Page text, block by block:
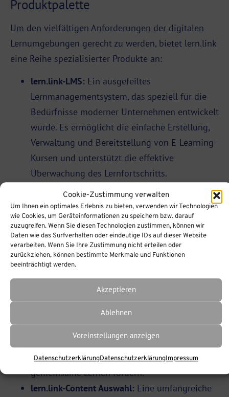
Cookie-Zustimmung verwalten
Um Ihnen ein optimales Erlebnis zu bieten, verwenden wir Technologien
wie Cookies, um Geräteinformationen zu speichern bzw. darauf
zuzugreifen. Wenn Sie diesen Technologien zustimmen, können wir
Daten wie das Surfverhalten oder eindeutige IDs auf dieser Website
verarbeiten. Wenn Sie Ihre Zustimmung nicht erteilen oder
zurückziehen, können bestimmte Merkmale und Funktionen
beeinträchtigt werden.
Akzeptieren
Ablehnen
Voreinstellungen anzeigen
DatenschutzerklärungDatenschutzerklärungImpressum
Produktpalette
Um den vielfältigen Anforderungen der digitalen
Lernumgebungen gerecht zu werden, bietet lern.link
eine Reihe spezialisierter Produkte an:
lern.link-LMS: Ein ausgefeiltes
Lernmanagementsystem, das speziell für die
Bedürfnisse moderner Unternehmen entwickelt
wurde. Es ermöglicht die einfache Erstellung,
Verwaltung und Bereitstellung von E-Learning-
Kursen und unterstützt die effektive
Überwachung des Lernfortschritts.
lern.link-Workplace:
Diese Plattform wurde
entworfen, um Lernen und Zusammenarbeit im
Unternehmensumfeld zu fördern. Sie integriert
Lernmanagementfunktionalitäten mit
Werkzeugen für Kommunikation und
Zusammenarbeit, um eine umfassende Lern-
und Arbeitsumgebung zu schaffen.
lern.link-Conference:Eine Lösung für Online-
Konferenzen und virtuelle Meetings, die sich
bietet eine breite Palette von interaktiven
Funktionen, die den Austausch und das
gemeinsame Lernen fördern.
lern.link-Content Auswahl: Eine umfangreiche